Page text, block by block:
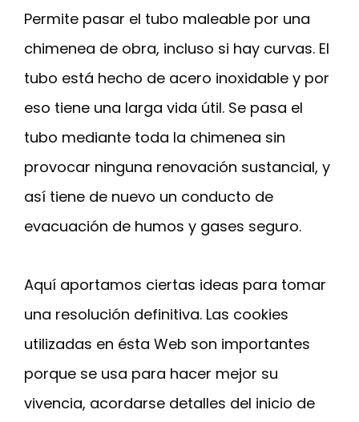
Permite pasar el tubo maleable por una
chimenea de obra, incluso si hay curvas. El
tubo está hecho de acero inoxidable y por
eso tiene una larga vida útil. Se pasa el
tubo mediante toda la chimenea sin
provocar ninguna renovación sustancial, y
así tiene de nuevo un conducto de
evacuación de humos y gases seguro.
Aquí aportamos ciertas ideas para tomar
una resolución definitiva. Las cookies
utilizadas en ésta Web son importantes
porque se usa para hacer mejor su
vivencia, acordarse detalles del inicio de